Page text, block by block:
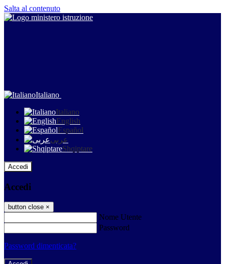
Salta al contenuto
Italiano
Italiano
English
Español
عربى
Shqiptare
Accedi
Accedi
button close ×
Nome Utente
Password
Password dimenticata?